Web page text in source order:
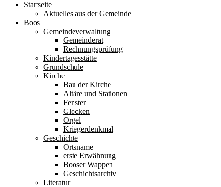
Startseite
Aktuelles aus der Gemeinde
Boos
Gemeindeverwaltung
Gemeinderat
Rechnungsprüfung
Kindertagesstätte
Grundschule
Kirche
Bau der Kirche
Altäre und Stationen
Fenster
Glocken
Orgel
Kriegerdenkmal
Geschichte
Ortsname
erste Erwähnung
Booser Wappen
Geschichtsarchiv
Literatur